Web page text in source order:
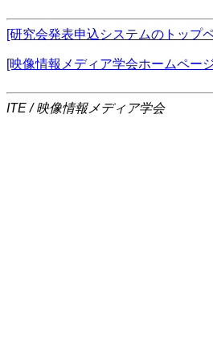
[研究会発表申込システムのトップ
[映像情報メディア学会ホームペー
ITE / 映像情報メディア学会